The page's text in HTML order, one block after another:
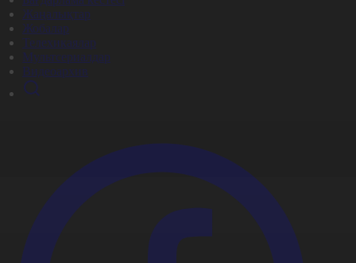
Жаңалықтар
Жобалар
Телехикаялар
Мультсериалдар
Видеоархив